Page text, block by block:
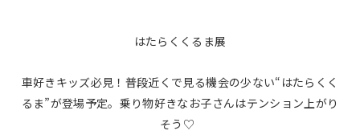
はたらくくるま展
車好きキッズ必見！普段近くで見る機会の少ない“はたらくく
るま”が登場予定。乗り物好きなお子さんはテンション上がり
そう♡